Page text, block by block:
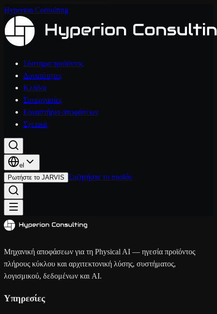
Hyperion Consulting
Σύστημα προϊόντος
Δυνατότητες
Κλάδοι
Συνεργασίες
Εργαστήριο αποφάσεων
Σχετικά
el
Ρωτήστε το JARVIS Συζητήστε το προϊόν
Μηχανική αποφάσεων για τη Physical AI — ηγεσία προϊόντος
πλήρους κύκλου και αρχιτεκτονική λύσης, συστήματος,
λογισμικού, δεδομένων και AI.
Υπηρεσίες